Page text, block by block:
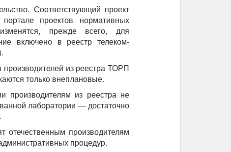
Соответствующий проект
проектов нормативных
прежде всего, для
включено в реестр телеком-
из реестра ТОРП
только внеплановые.
производителям из реестра не
лаборатории — достаточно
производителям
процедур.